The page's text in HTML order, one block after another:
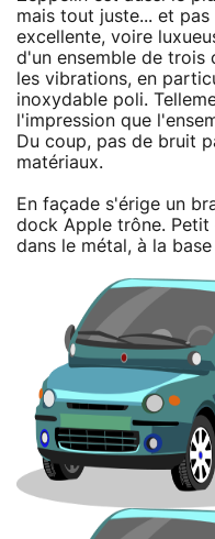
mais tout juste... et
excellente, voire
d'un ensemble de trois
les vibrations, en
inoxydable poli.
l'impression que
Du coup, pas de bruit
matériaux.
En façade s'érige un
dock Apple trône. Petit
dans le métal, à la